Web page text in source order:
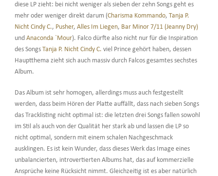
diese LP zieht: bei nicht weniger als sieben der zehn Songs geht es
mehr oder weniger direkt darum (Charisma Kommando, Tanja P.
Nicht Cindy C., Pusher, Alles Im Liegen, Bar Minor 7/11 (Jeanny Dry)
und Anaconda `Mour). Falco dürfte also nicht nur für die Inspiration
des Songs Tanja P. Nicht Cindy C. viel Prince gehört haben, dessen
Hauptthema zieht sich auch massiv durch Falcos gesamtes sechstes
Album.
Das Album ist sehr homogen, allerdings muss auch festgestellt
werden, dass beim Hören der Platte auffällt, dass nach sieben Songs
das Tracklisting nicht optimal ist: die letzten drei Songs fallen sowohl
im Stil als auch von der Qualität her stark ab und lassen die LP so
nicht optimal, sondern mit einem schalen Nachgeschmack
ausklingen. Es ist kein Wunder, dass dieses Werk das Image eines
unbalancierten, introvertierten Albums hat, das auf kommerzielle
Ansprüche keine Rücksicht nimmt. Gleichzeitig ist es aber natürlich